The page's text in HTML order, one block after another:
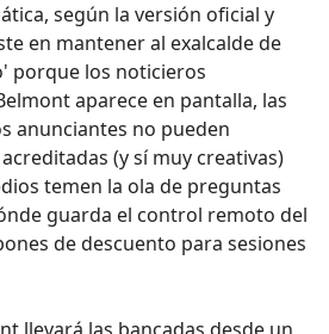
según la versión oficial y
en mantener al exalcalde de
porque los noticieros
aparece en pantalla, las
anunciantes no pueden
(y sí muy creativas)
temen la ola de preguntas
guarda el control remoto del
de descuento para sesiones